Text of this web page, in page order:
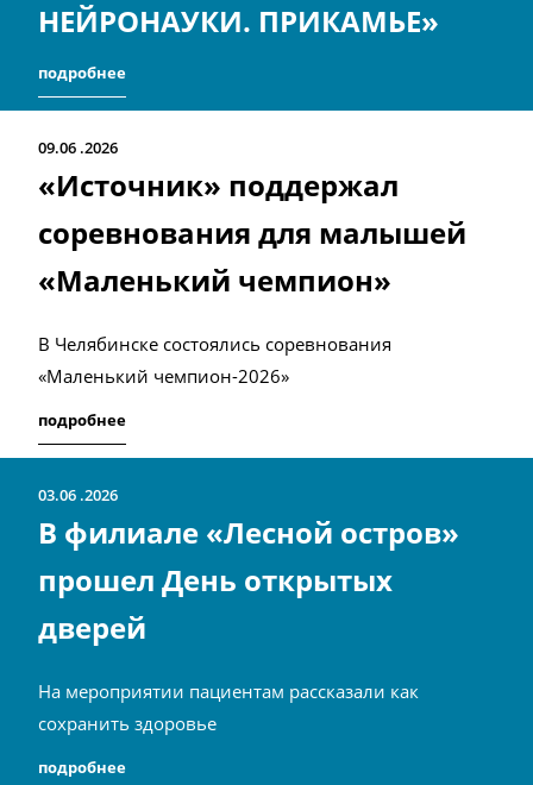
НЕЙРОНАУКИ. ПРИКАМЬЕ»
подробнее
09.06 2026
«Источник» поддержал
соревнования для малышей
«Маленький чемпион»
В Челябинске состоялись соревнования
«Маленький чемпион-2026»
подробнее
03.06 2026
В филиале «Лесной остров»
прошел День открытых
дверей
На мероприятии пациентам рассказали как
сохранить здоровье
подробнее